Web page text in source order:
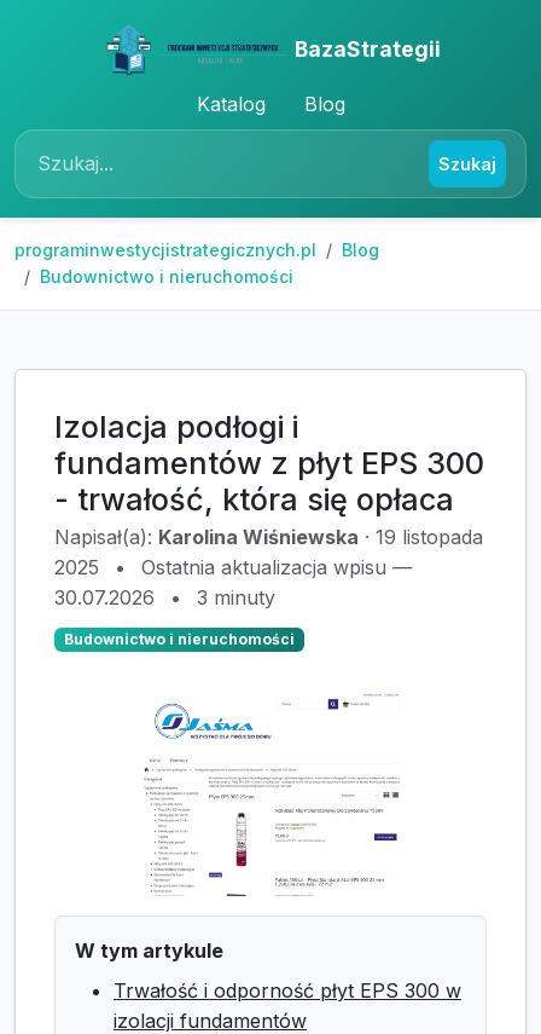
BazaStrategii
Katalog Blog
Szukaj
programinwestycjistrategicznych.pl
Blog
Budownictwo i nieruchomości
Izolacja podłogi i
fundamentów z płyt EPS 300
- trwałość, która się opłaca
Napisał(a): Karolina Wiśniewska · 19 listopada
2025
•
Ostatnia aktualizacja wpisu —
30.07.2026
• 3 minuty
Budownictwo i nieruchomości
W tym artykule
Trwałość i odporność płyt EPS 300 w
izolacji fundamentów